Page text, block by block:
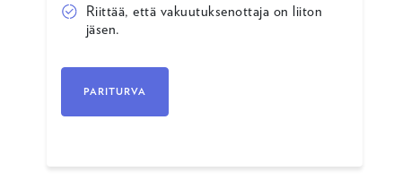
Riittää, että vakuutuksenottaja on liiton
jäsen.
PARITURVA